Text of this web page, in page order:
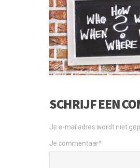
SCHRIJF EEN
Je e-mailadres wordt niet
Je commentaar*